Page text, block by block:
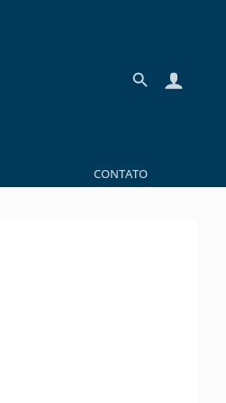
CONTATO